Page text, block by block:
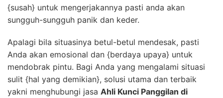
{susah} untuk mengerjakannya pasti anda akan
sungguh-sungguh panik dan keder.
Apalagi bila situasinya betul-betul mendesak, pasti
Anda akan emosional dan {berdaya upaya} untuk
mendobrak pintu. Bagi Anda yang mengalami situasi
sulit {hal yang demikian}, solusi utama dan terbaik
yakni menghubungi jasa Ahli Kunci Panggilan di